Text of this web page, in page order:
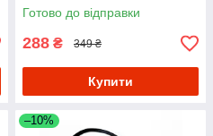
Готово до відправки
288 ₴ 349 ₴
Купити
–10%